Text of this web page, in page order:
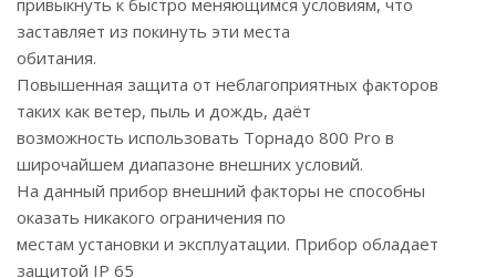
привыкнуть к быстро меняющимся условиям, что
заставляет из покинуть эти места
обитания.
Повышенная защита от неблагоприятных факторов
таких как ветер, пыль и дождь, даёт
возможность использовать Торнадо 800 Pro в
широчайшем диапазоне внешних условий.
На данный прибор внешний факторы не способны
оказать никакого ограничения по
местам установки и эксплуатации. Прибор обладает
защитой IP 65